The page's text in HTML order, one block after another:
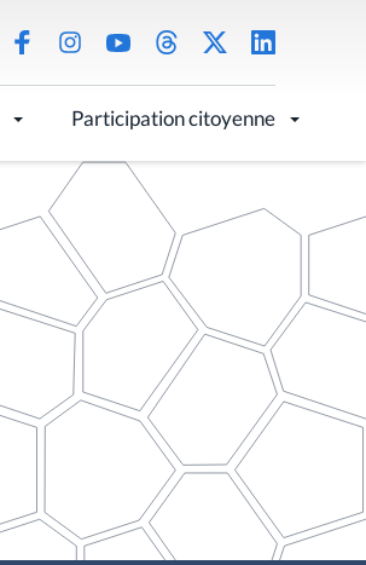
Participation citoyenne